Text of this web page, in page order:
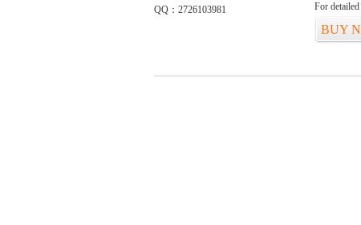
QQ：2726103981
For
BUY